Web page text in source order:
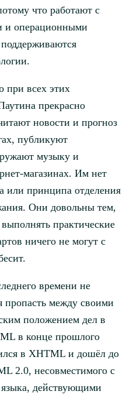
что работают с
и операционными
при всех этих
прекрасно
новости и прогноз
публикуют
музыку и
магазинах. Им нет
или принципа отделения
Они довольны тем,
практические
ничего не могут с
времени не
между своими
положением дел в
в конце прошлого
в XHTML и дошёл до
2.0, несовместимого с
действующими